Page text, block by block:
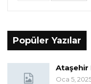
Popüler Yazılar
Ataşehir
Oca 5,